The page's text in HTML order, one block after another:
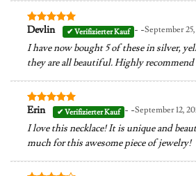
Bewertet
von
5
Devlin - -September
I have now bought 5 of these in silver,
they are all beautiful. Highly
Bewertet
von
5
Erin - -September 12,
I love this necklace! It is unique and
much for this awesome piece of jewelry!